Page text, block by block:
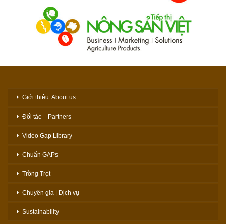
Giới thiệu: About us
Đối tác – Partners
Video Gap Library
Chuẩn GAPs
Trồng Trọt
Chuyên gia | Dịch vụ
Sustainability